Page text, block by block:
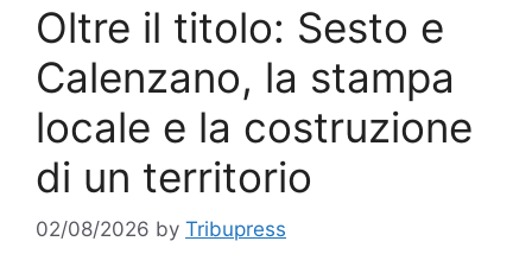
Oltre il titolo: Sesto e
Calenzano, la stampa
locale e la costruzione
di un territorio
02/08/2026 by Tribupress